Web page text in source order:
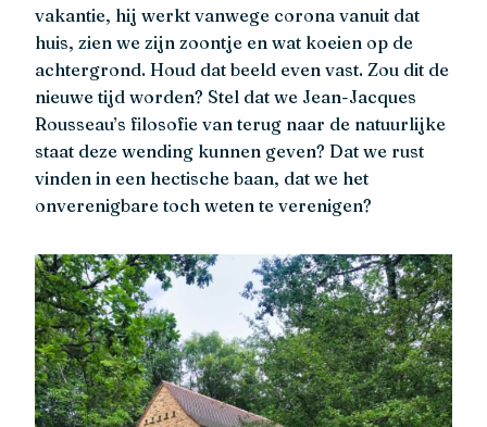
vakantie, hij werkt vanwege corona vanuit dat
huis, zien we zijn zoontje en wat koeien op de
achtergrond. Houd dat beeld even vast. Zou dit de
nieuwe tijd worden? Stel dat we Jean-Jacques
Rousseau’s filosofie van terug naar de natuurlijke
staat deze wending kunnen geven? Dat we rust
vinden in een hectische baan, dat we het
onverenigbare toch weten te verenigen?